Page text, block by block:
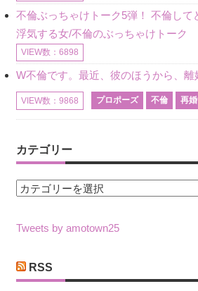
浮気する女/不倫のぶっちゃけトーク
VIEW数：6898
VIEW数：9868 プロポーズ 不倫 再婚
カテゴリー
カ
ゴ
ー
Tweets by amotown25
RSS